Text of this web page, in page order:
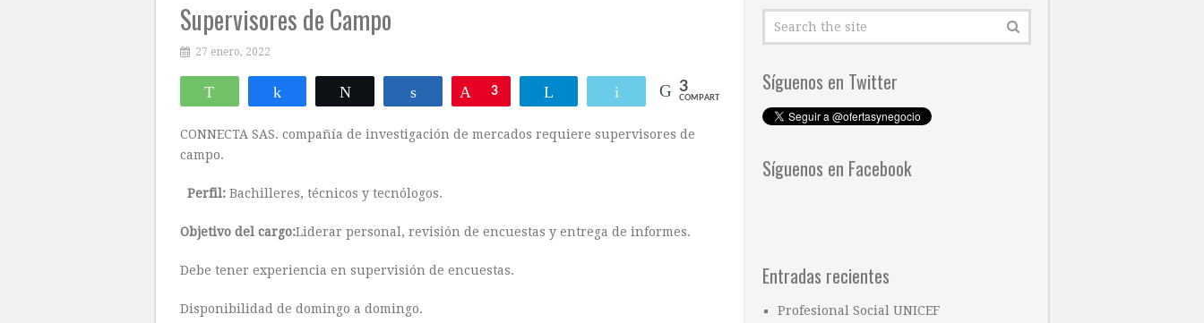
Supervisores de Campo
27 enero, 2022
WhatsApp Compartir Compartir Pin
3 Telegram Email 3
COMPARTIR
CONNECTA SAS. compañía de investigación de mercados requiere supervisores de
campo.
Perfil: Bachilleres, técnicos y tecnólogos.
Objetivo del cargo:Liderar personal, revisión de encuestas y entrega de informes.
Debe tener experiencia en supervisión de encuestas.
Disponibilidad de domingo a domingo.
Síguenos en Twitter
Síguenos en Facebook
Entradas recientes
Profesional Social UNICEF